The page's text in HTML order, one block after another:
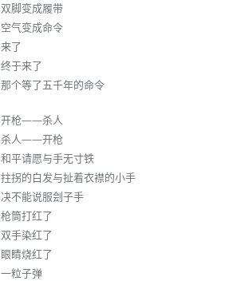
双脚变成履带
空气变成命令
来了
终于来了
那个等了五千年的命令
开枪——杀人
杀人——开枪
和平请愿与手无寸铁
拄拐的白发与扯着衣襟的小手
决不能说服刽子手
枪筒打红了
双手染红了
眼睛烧红了
一粒子弹